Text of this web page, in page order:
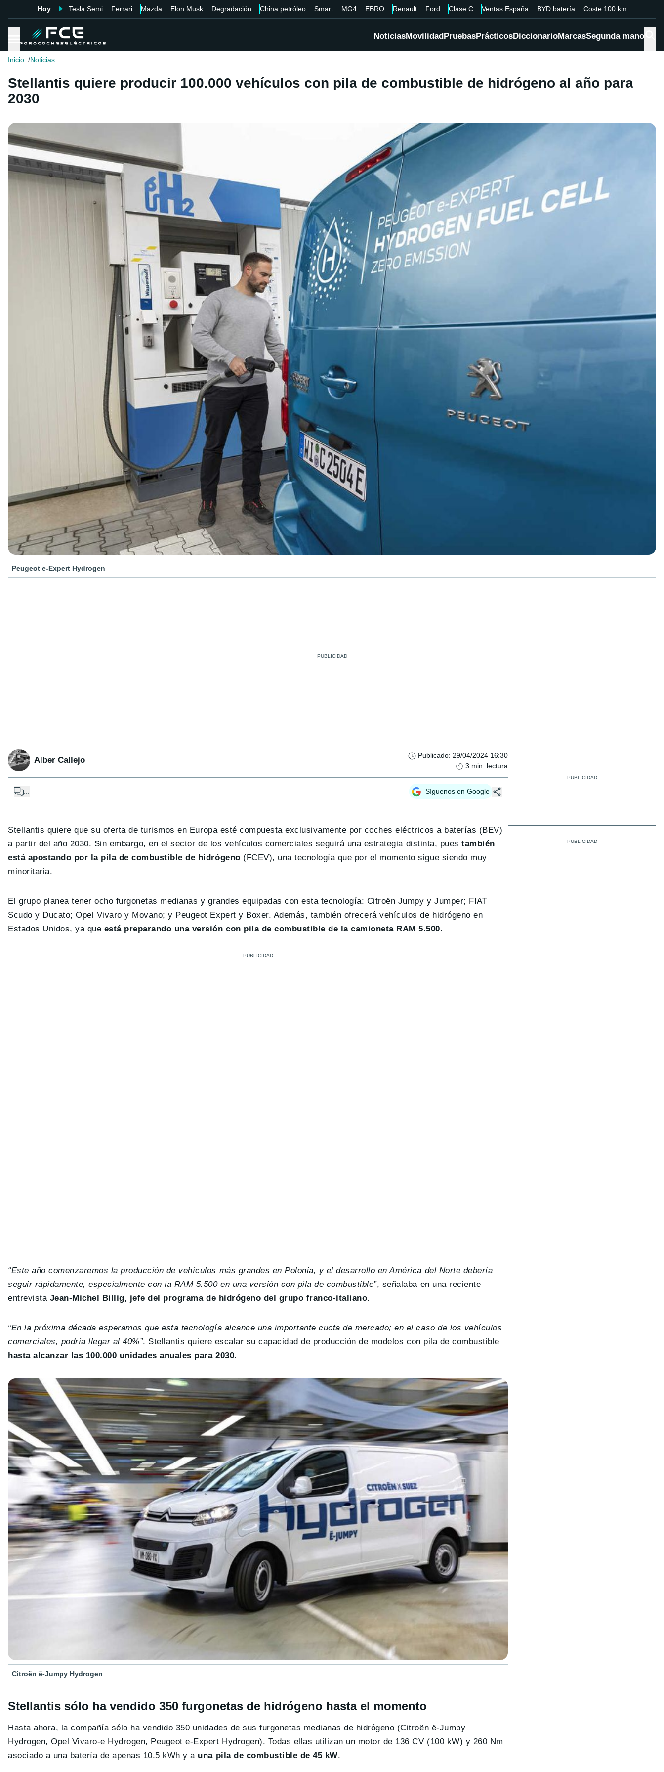
Hoy Tesla Semi Ferrari Mazda Elon Musk Degradación China petróleo Smart MG4 EBRO Renault Ford Clase C Ventas España BYD batería Coste 100 km
NoticiasMovilidadPruebasPrácticosDiccionarioMarcasSegunda mano
Inicio Noticias
Stellantis quiere producir 100.000 vehículos con pila de combustible de hidrógeno al año para
2030
Peugeot e-Expert Hydrogen
Alber Callejo Publicado: 29/04/2024 16:30
3 min. lectura
... Síguenos en Google
Stellantis quiere que su oferta de turismos en Europa esté compuesta exclusivamente por coches eléctricos a baterías (BEV)
a partir del año 2030. Sin embargo, en el sector de los vehículos comerciales seguirá una estrategia distinta, puestambién
está apostando por la pila de combustible de hidrógeno (FCEV), una tecnología que por el momento sigue siendo muy
minoritaria.
El grupo planea tener ocho furgonetas medianas y grandes equipadas con esta tecnología: Citroën Jumpy y Jumper; FIAT
Scudo y Ducato; Opel Vivaro y Movano; y Peugeot Expert y Boxer. Además, también ofrecerá vehículos de hidrógeno en
Estados Unidos, ya que está preparando una versión con pila de combustible de la camioneta RAM 5.500.
“Este año comenzaremos la producción de vehículos más grandes en Polonia, y el desarrollo en América del Norte debería
seguir rápidamente, especialmente con la RAM 5.500 en una versión con pila de combustible”, señalaba en una reciente
entrevistaJean-Michel Billig, jefe del programa de hidrógeno del grupo franco-italiano.
“En la próxima década esperamos que esta tecnología alcance una importante cuota de mercado; en el caso de los vehículos
comerciales, podría llegar al 40%”. Stellantis quiere escalar su capacidad de producción de modelos con pila de combustible
hasta alcanzar las 100.000 unidades anuales para 2030.
Citroën ë-Jumpy Hydrogen
Stellantis sólo ha vendido 350 furgonetas de hidrógeno hasta el momento
Hasta ahora, la compañía sólo ha vendido 350 unidades de sus furgonetas medianas de hidrógeno (Citroën ë-Jumpy
Hydrogen, Opel Vivaro-e Hydrogen, Peugeot e-Expert Hydrogen). Todas ellas utilizan un motor de 136 CV (100 kW) y 260 Nm
asociado a una batería de apenas 10.5 kWh y a una pila de combustible de 45 kW.